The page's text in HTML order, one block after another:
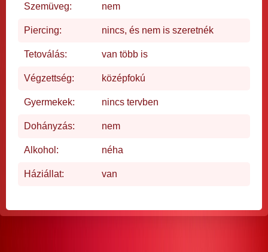
Szemüveg: nem
Piercing: nincs, és nem is szeretnék
Tetoválás: van több is
Végzettség: középfokú
Gyermekek: nincs tervben
Dohányzás: nem
Alkohol: néha
Háziállat: van